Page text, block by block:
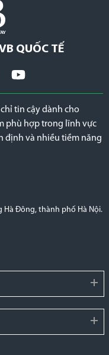
QUỐC TẾ
chỉ tin cậy dành cho
phù hợp trong lĩnh vực
định và nhiều tiềm năng
Hà Đông, thành phố Hà Nội.